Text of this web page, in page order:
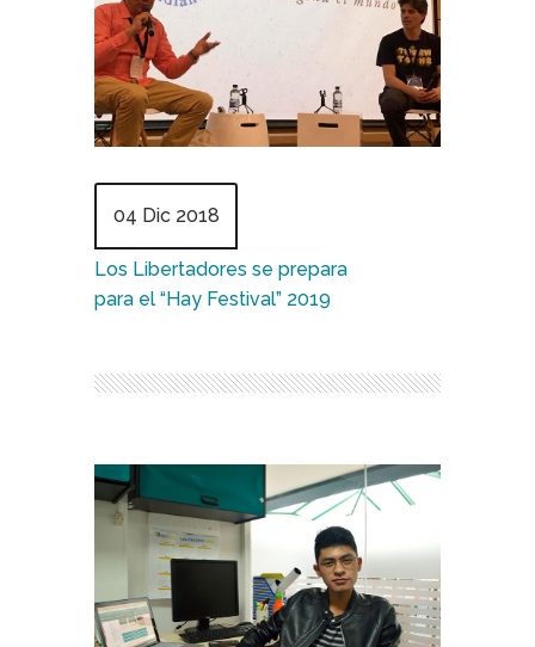
04 Dic 2018
Los Libertadores se prepara
para el “Hay Festival” 2019